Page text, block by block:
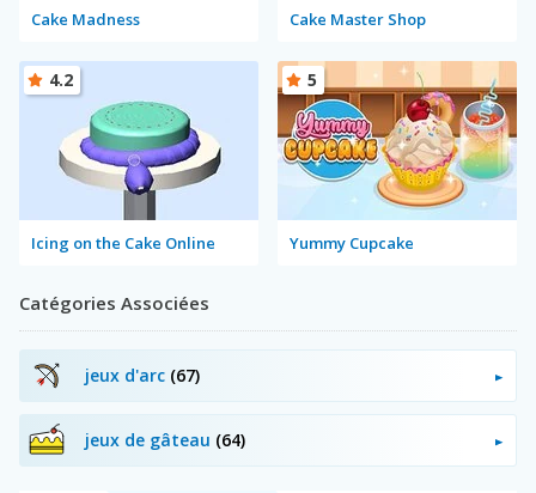
Cake Madness Cake Master Shop
Icing on the Cake Online
4.2
Yummy Cupcake
5
Catégories Associées
jeux d'arc (67)
jeux de gâteau (64)